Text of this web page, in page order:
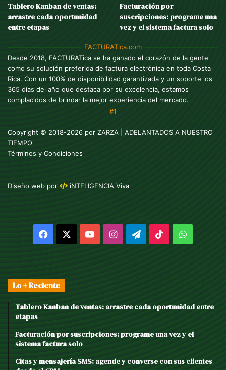
Tablero Kanban de ventas:
arrastre cada oportunidad
entre etapas
Facturación por
suscripciones: programe una
vez y el sistema factura solo
FACTURATica.com
Desde 2018, FACTURATica se ha ganado el corazón de la gente
como su solución preferida de factura electrónica en toda Costa
Rica. Con un 100% de disponibilidad garantizada y un soporte los
365 días del año que destaca por su excelencia, estamos
complacidos de brindar la mejor experiencia del mercado.
#1
Copyright © 2018-2026 por ZARZA | ADELANTADOS A NUESTRO
TIEMPO
Términos y Condiciones
Diseño web por iNTELIGENCIA Viva
Facebook YouTubeInstagramTelegram
TikTok
Lo + Reciente
Tablero Kanban de ventas: arrastre cada oportunidad entre
etapas
Facturación por suscripciones: programe una vez y el
sistema factura solo
Citas y mensajería SMS: agende y converse con sus clientes